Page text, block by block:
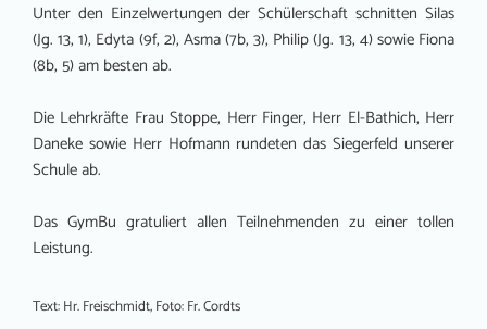
Unter den Einzelwertungen der Schülerschaft schnitten Silas
(Jg. 13, 1), Edyta (9f, 2), Asma (7b, 3), Philip (Jg. 13, 4) sowie Fiona
(8b, 5) am besten ab.
Die Lehrkräfte Frau Stoppe, Herr Finger, Herr El-Bathich, Herr
Daneke sowie Herr Hofmann rundeten das Siegerfeld unserer
Schule ab.
Das GymBu gratuliert allen Teilnehmenden zu einer tollen
Leistung.
Text: Hr. Freischmidt, Foto: Fr. Cordts